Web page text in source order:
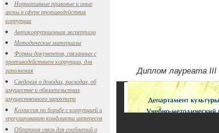
Нормативные правовые и иные
акты в сфере противодействия
коррупции
Антикоррупционная экспертиза
Методические материалы
Формы документов, связанных с
противодействием коррупции, для
заполнения
Сведения о доходах, расходах, об
имуществе и обязательствах
имущественного характера
Комиссия по борьбе с коррупцией и
урегулированию конфликта интересов
Обратная связь для сообщений о
Диплом лауреата